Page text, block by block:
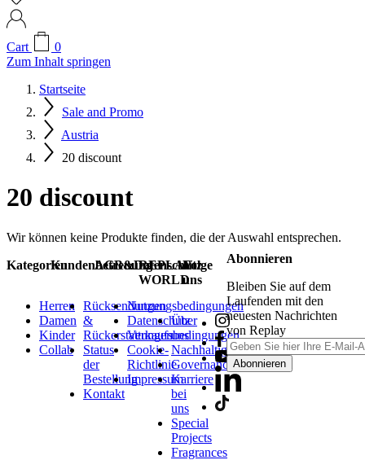
Cart
0
Zum Inhalt springen
Startseite
Sale and Promo
Austria
20 discount
20 discount
Wir können keine Produkte finden, die der Auswahl entsprechen.
Kategorien
Herren
Damen
Kinder
Collab
Kundenbetreuung
Rücksendungen
&
Rückerstattungen
Status
der
Bestellung
Kontakt
AGB&Datenschutz
Nutzungsbedingungen
Datenschutz
Verkaufsbedingungen
Cookie-
Richtlinie
Impressum
REPLAY
WORLD
Über
uns
Nachhaltigkeit
Governance
Karriere
bei
uns
Special
Projects
Fragrances
Folge
uns
Abonnieren
Bleiben Sie auf dem
Laufenden mit den
neuesten Nachrichten
von Replay
Abonnieren